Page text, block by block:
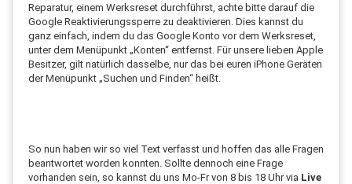
Reparatur, einem Werksreset durchführst, achte bitte darauf die
Google Reaktivierungssperre zu deaktivieren. Dies kannst du
ganz einfach, indem du das Google Konto vor dem Werksreset,
unter dem Menüpunkt „Konten“ entfernst. Für unsere lieben Apple
Besitzer, gilt natürlich dasselbe, nur das bei euren iPhone Geräten
der Menüpunkt „Suchen und Finden“ heißt.
So nun haben wir so viel Text verfasst und hoffen das alle Fragen
beantwortet worden konnten. Sollte dennoch eine Frage
vorhanden sein, so kannst du uns Mo-Fr von 8 bis 18 Uhr via Live